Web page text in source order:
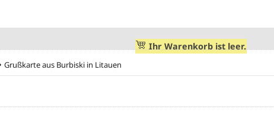
Ihr Warenkorb ist leer.
Grußkarte aus Burbiski in Litauen